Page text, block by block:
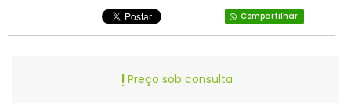
Compartilhar
Preço sob consulta